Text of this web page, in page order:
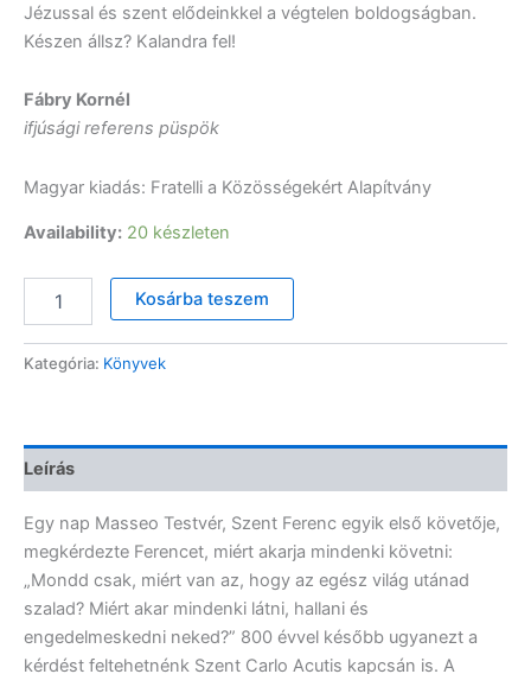
Jézussal és szent elődeinkkel a végtelen boldogságban.
Készen állsz? Kalandra fel!
Fábry Kornél
ifjúsági referens püspök
Magyar kiadás: Fratelli a Közösségekért Alapítvány
Availability: 20 készleten
Carlo
-
mennyiség
Kosárba teszem
Kategória: Könyvek
Leírás
Egy nap Masseo Testvér, Szent Ferenc egyik első követője,
megkérdezte Ferencet, miért akarja mindenki követni:
„Mondd csak, miért van az, hogy az egész világ utánad
szalad? Miért akar mindenki látni, hallani és
engedelmeskedni neked?” 800 évvel később ugyanezt a
kérdést feltehetnénk Szent Carlo Acutis kapcsán is. A